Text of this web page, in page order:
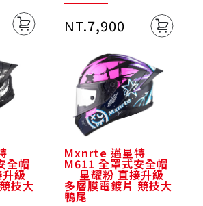
NT.7,900
全帽
技大
Mxnrte 邁星特
M611 全罩式安全帽
｜ 星耀粉 直接升級
多層膜電鍍片 競技大
鴨尾